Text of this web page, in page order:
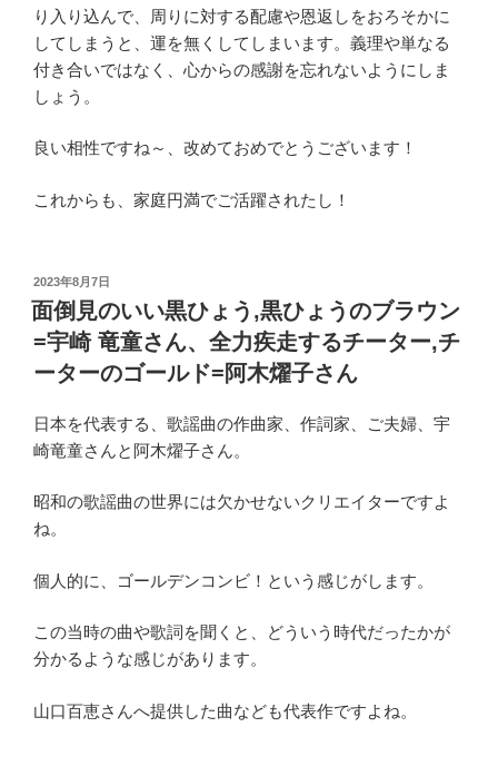
り入り込んで、周りに対する配慮や恩返しをおろそかに
してしまうと、運を無くしてしまいます。義理や単なる
付き合いではなく、心からの感謝を忘れないようにしま
しょう。
良い相性ですね～、改めておめでとうございます！
これからも、家庭円満でご活躍されたし！
投
稿
日:
2023年8月7日
面倒見のいい黒ひょう,黒ひょうのブラウン
=宇崎 竜童さん、全力疾走するチーター,チ
ーターのゴールド=阿木燿子さん
日本を代表する、歌謡曲の作曲家、作詞家、ご夫婦、宇
崎竜童さんと阿木燿子さん。
昭和の歌謡曲の世界には欠かせないクリエイターですよ
ね。
個人的に、ゴールデンコンビ！という感じがします。
この当時の曲や歌詞を聞くと、どういう時代だったかが
分かるような感じがあります。
山口百恵さんへ提供した曲なども代表作ですよね。